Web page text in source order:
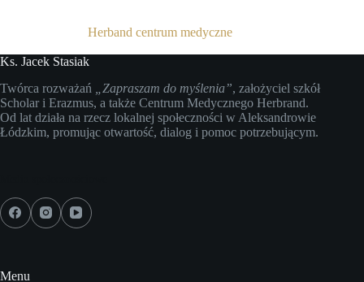
Herband centrum medyczne
Ks. Jacek Stasiak
Twórca rozważań
„Zapraszam do myślenia”, założyciel szkół
Scholar i Erazmus, a także Centrum Medycznego Herbrand.
Od lat działa na rzecz lokalnej społeczności w Aleksandrowie
Łódzkim, promując otwartość, dialog i pomoc potrzebującym.
Menu